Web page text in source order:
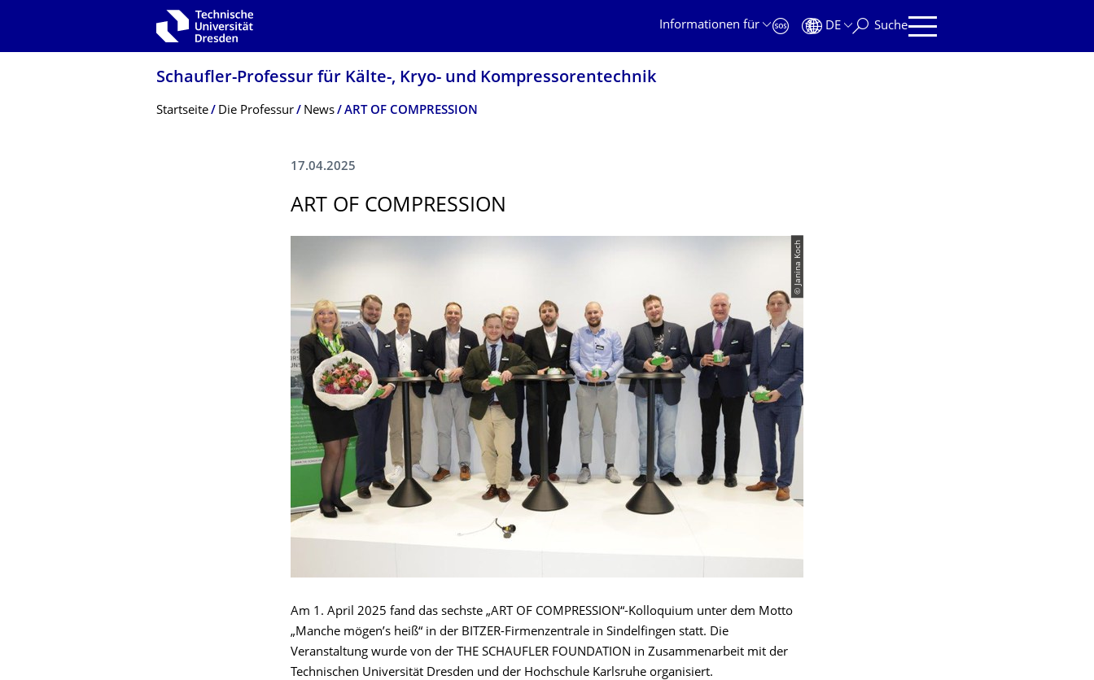
Zur Hauptnavigation springen
Informationen für
DE Suche
Schaufler-Professur für Kälte-, Kryo- und Kompressorentech­nik
Breadcrumb-Menü
Startseite Die Professur News ART OF COMPRESSION
17.04.2025
ART OF COMPRESSION
© Janina Koch
Am 1. April 2025 fand das sechste „ART OF COMPRESSION“-Kolloquium unter dem Motto
„Manche mögen’s heiß“ in der BITZER-Firmenzentrale in Sindelfingen statt. Die
Veranstaltung wurde von der THE SCHAUFLER FOUNDATION in Zusammenarbeit mit der
Technischen Universität Dresden und der Hochschule Karlsruhe organisiert. ​